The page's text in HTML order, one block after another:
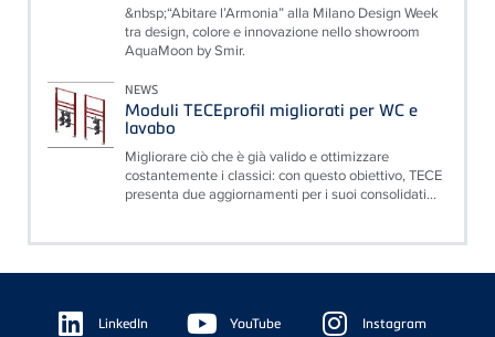
&nbsp;“Abitare l’Armonia” alla Milano Design Week
tra design, colore e innovazione nello showroom
AquaMoon by Smir.
NEWS
Moduli TECEprofil migliorati per WC e
lavabo
Migliorare ciò che è già valido e ottimizzare
costantemente i classici: con questo obiettivo, TECE
presenta due aggiornamenti per i suoi consolidati...
Floating
Sidebar LinkedIn YouTube Instagram